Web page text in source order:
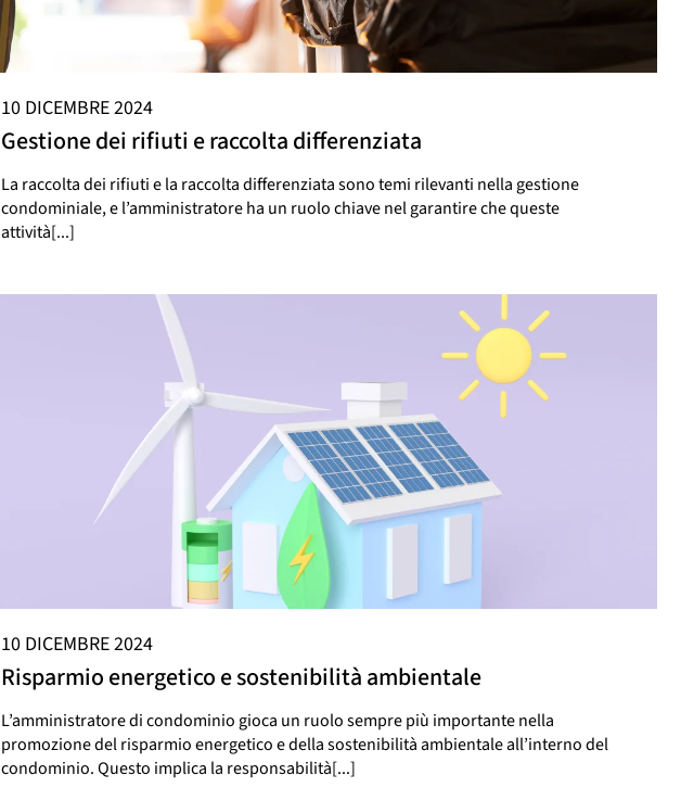
10 DICEMBRE 2024
Gestione dei rifiuti e raccolta differenziata
La raccolta dei rifiuti e la raccolta differenziata sono temi rilevanti nella gestione
condominiale, e l’amministratore ha un ruolo chiave nel garantire che queste
attività[...]
10 DICEMBRE 2024
Risparmio energetico e sostenibilità ambientale
L’amministratore di condominio gioca un ruolo sempre più importante nella
promozione del risparmio energetico e della sostenibilità ambientale all’interno del
condominio. Questo implica la responsabilità[...]